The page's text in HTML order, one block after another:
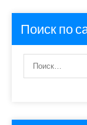
Поиск по